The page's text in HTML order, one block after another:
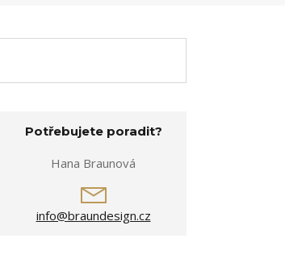
Potřebujete poradit?
Hana Braunová
info@braundesign.cz